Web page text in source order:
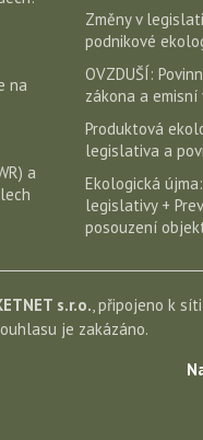
na
a
Změny v
podnikové
OVZDUŠÍ:
zákona a emisní
Produktová
legislativa a
Ekologická
legislativy +
posouzení
s.r.o., připojeno k
je zakázáno.